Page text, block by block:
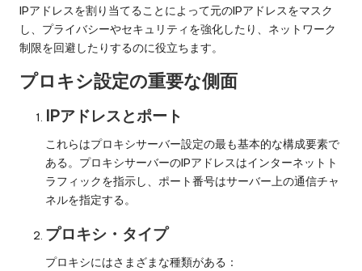
IPアドレスを割り当てることによって元のIPアドレスをマスク
し、プライバシーやセキュリティを強化したり、ネットワーク
制限を回避したりするのに役立ちます。
プロキシ設定の重要な側面
IPアドレスとポート
これらはプロキシサーバー設定の最も基本的な構成要素で
ある。プロキシサーバーのIPアドレスはインターネットト
ラフィックを指示し、ポート番号はサーバー上の通信チャ
ネルを指定する。
プロキシ・タイプ
プロキシにはさまざまな種類がある：